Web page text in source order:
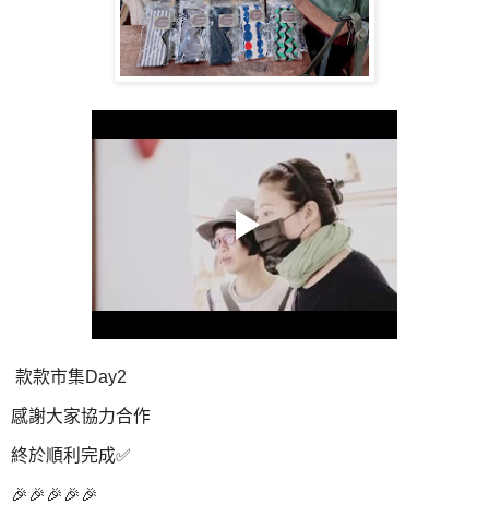
款款市集Day2
感謝大家協力合作
終於順利完成✅
🎉🎉🎉🎉🎉